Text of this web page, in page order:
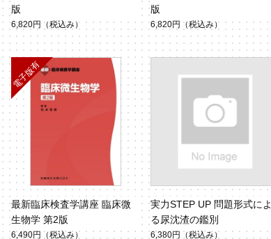
版
6,820円 （税込み）
版
6,820円 （税込み）
最新臨床検査学講座 臨床微
生物学 第2版
6,490円 （税込み）
実力STEP UP 問題形式によ
る尿沈渣の鑑別
6,380円 （税込み）